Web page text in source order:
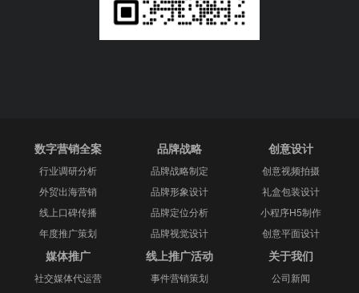
数字营销全案
行业调研分析
外贸出海营销
线上口碑传播
年度推广策划
品牌战略
品牌战略制定
品牌形象设计
品牌定位分析
品牌视觉设计
创意设计
创意视频拍摄
礼盒包装设计
小程序H5制作
创意平面设计
媒体推广
社交媒体代运营
线上推广活动
事件营销策划
关于我们
公司新闻